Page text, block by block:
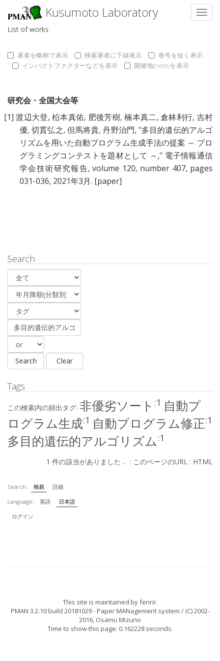
Kusumoto Laboratory
List of works
著者を略称で表示 検索著者に下線表示
巻号を短く表示
インパクトファクターなどを表示
開催地(note)を表示
研究会・全国大会等
[1] 渡辺大登,柗本真佑, 肥後芳樹,楠本真二,倉林利行, 吉村
優,切貫弘之, 但馬将貴,丹野治門, "多目的遺伝的アルゴ
リズムを用いた自動プログラム生成手法の提案 ～ プロ
グラミングコンテストを題材として ～," 電子情報通信
学会技術研究報告, volume 120, number 407, pages
031-036, 2021年3月. [paper]
Search
Tags
この検索内の頻出タグ: 非優劣ソート :1 自動プ
ログラム生成:1 自動プログラム修正:1
多目的遺伝的アルゴリズム:1
1 件の該当がありました． : このページのURL : HTML
Search: 簡易
詳細
Language:
英語
日本語
ログイン
This site is maintained byfenrir.
PMAN 3.2.10 build 20181029- Paper MANagement system / (C) 2002-
2016, Osamu Mizuno
Time to show this page: 0.162228 seconds.